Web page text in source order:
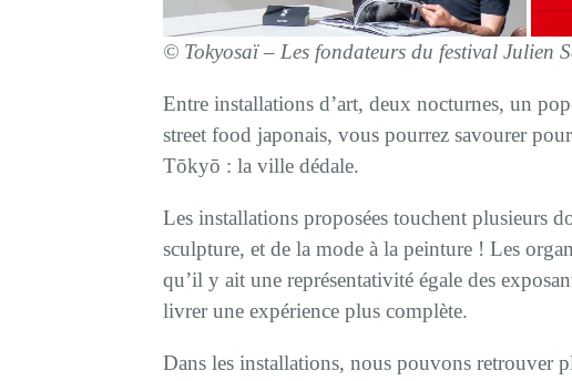
© Tokyosaï – Les fondateurs du festival Julien
Entre installations d’art, deux nocturnes, un
street food japonais, vous pourrez savourer
Tōkyō : la ville dédale.
Les installations proposées touchent plusieurs
sculpture, et de la mode à la peinture ! Les
qu’il y ait une représentativité égale des
livrer une expérience plus complète.
Dans les installations, nous pouvons retrouver